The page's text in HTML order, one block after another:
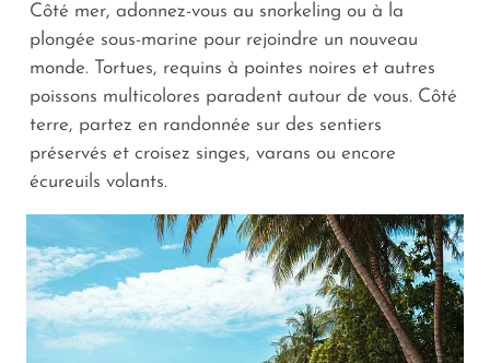
Côté mer, adonnez-vous au snorkeling ou à la
plongée sous-marine pour rejoindre un nouveau
monde. Tortues, requins à pointes noires et autres
poissons multicolores paradent autour de vous. Côté
terre, partez en randonnée sur des sentiers
préservés et croisez singes, varans ou encore
écureuils volants.